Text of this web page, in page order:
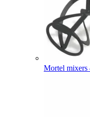
Mortel mixers